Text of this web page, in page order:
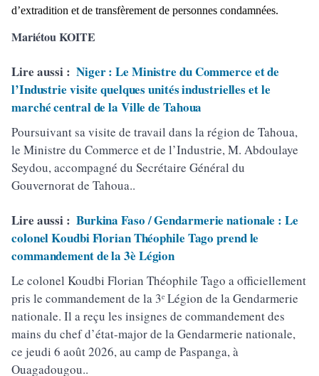
d’extradition et de transfèrement de personnes condamnées.
Mariétou KOITE
Lire aussi : Niger : Le Ministre du Commerce et de
l’Industrie visite quelques unités industrielles et le
marché central de la Ville de Tahoua
Poursuivant sa visite de travail dans la région de Tahoua,
le Ministre du Commerce et de l’Industrie, M. Abdoulaye
Seydou, accompagné du Secrétaire Général du
Gouvernorat de Tahoua..
Lire aussi : Burkina Faso / Gendarmerie nationale : Le
colonel Koudbi Florian Théophile Tago prend le
commandement de la 3è Légion
Le colonel Koudbi Florian Théophile Tago a officiellement
pris le commandement de la 3ᵉ Légion de la Gendarmerie
nationale. Il a reçu les insignes de commandement des
mains du chef d’état-major de la Gendarmerie nationale,
ce jeudi 6 août 2026, au camp de Paspanga, à
Ouagadougou..